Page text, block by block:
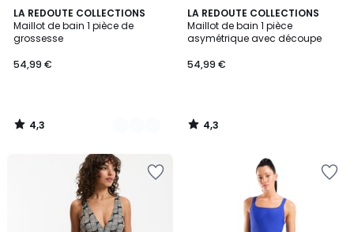
LA REDOUTE COLLECTIONS
Maillot de bain 1 pièce de
grossesse
54,99 €
4,3
/ 5
2
Couleurs
4,3
/
LA REDOUTE COLLECTIONS
Maillot de bain 1 pièce
asymétrique avec découpe
54,99 €
4,3
/ 5
4,3
/